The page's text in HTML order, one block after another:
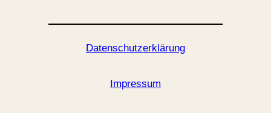
Datenschutzerklärung
Impressum